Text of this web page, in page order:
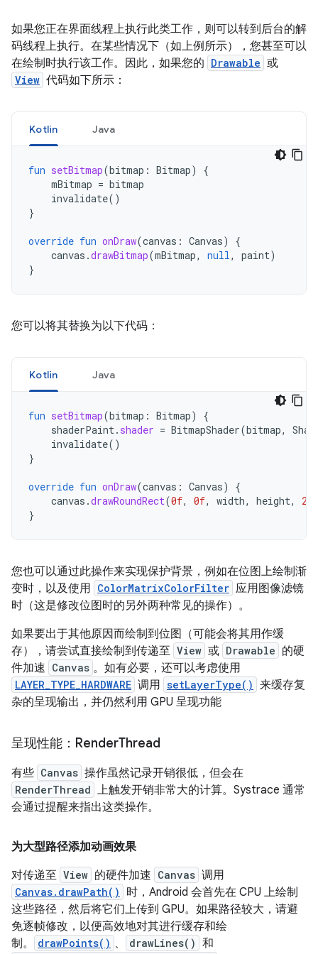
如果您正在界面线程上执行此类工作，则可以转到后台的解
码线程上执行。在某些情况下（如上例所示），您甚至可以
在绘制时执行该工作。因此，如果您的 Drawable 或
View 代码如下所示：
Kotlin Java
fun setBitmap(bitmap : Bitmap)
{
mBitmap = bitmap
invalidate()
}
override fun onDraw(canvas : Canvas)
{
canvas .drawBitmap(mBitmap, null , paint)
}
您可以将其替换为以下代码：
Kotlin Java
fun setBitmap(bitmap : Bitmap)
{
shaderPaint . shader = BitmapShader(bitmap,
invalidate()
}
override fun onDraw(canvas : Canvas)
{
canvas .drawRoundRect(0f, 0f, width, height,
20f
}
您也可以通过此操作来实现保护背景，例如在位图上绘制渐
变时，以及使用 ColorMatrixColorFilter 应用图像滤镜
时（这是修改位图时的另外两种常见的操作）。
如果要出于其他原因而绘制到位图（可能会将其用作缓
存），请尝试直接绘制到传递至 View 或 Drawable 的硬
件加速 Canvas 。如有必要，还可以考虑使用
LAYER_TYPE_HARDWARE 调用 setLayerType() 来缓存复
杂的呈现输出，并仍然利用 GPU 呈现功能
呈现性能：RenderThread
有些 Canvas 操作虽然记录开销很低，但会在
RenderThread 上触发开销非常大的计算。Systrace 通常
会通过提醒来指出这类操作。
为大型路径添加动画效果
对传递至 View 的硬件加速 Canvas 调用
Canvas.drawPath()
时，Android 会首先在 CPU 上绘制
这些路径，然后将它们上传到 GPU。如果路径较大，请避
免逐帧修改，以便高效地对其进行缓存和绘
制。
drawPoints() 、 drawLines() 和